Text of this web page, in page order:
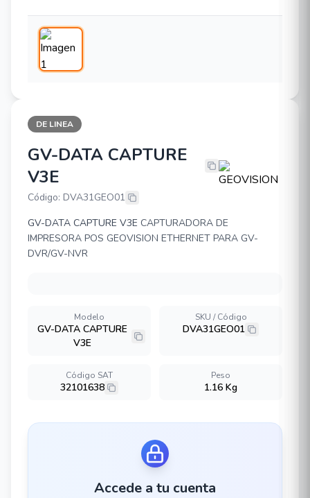
DE LINEA
GEOVISION GV-DATA CAPTURE
GV-DATA CAPTURE
V3E
Código: DVA31GEO01
GV-DATA CAPTURE V3E CAPTURADORA DE
IMPRESORA POS GEOVISION ETHERNET PARA GV-
DVR/GV-NVR
Modelo
GV-DATA CAPTURE
V3E
SKU / Código
DVA31GEO01
Código SAT
32101638
Peso
1.16 Kg
Accede a tu cuenta